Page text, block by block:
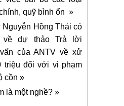
quỹ bình ổn »
Nguyễn Hồng Thái có
về dự thảo Trả lời
của ANTV về xử
triệu đối với vi phạm
cồn »
là một nghề? »